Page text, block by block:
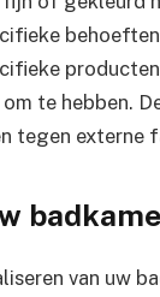
te hebben.
tegen externe
van uw